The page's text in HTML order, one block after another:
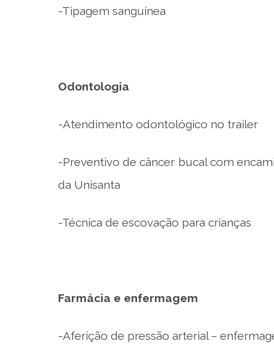
-Tipagem sanguínea
Odontologia
-Atendimento odontológico no trailer
-Preventivo de câncer bucal com
da Unisanta
-Técnica de escovação para crianças
Farmácia e enfermagem
-Aferição de pressão arterial –